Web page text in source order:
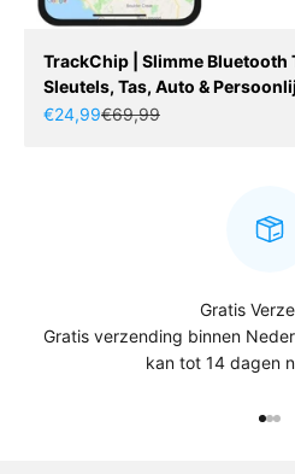
TrackChip | Slimme Bluetooth
Sleutels, Tas, Auto &
Aanbiedingsprijs
€24,99Normale prijs
€69,99
Gratis
Gratis verzending binnen
kan tot 14 dagen